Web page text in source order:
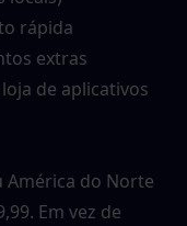
rápida
extras
de aplicativos
América do Norte
Em vez de